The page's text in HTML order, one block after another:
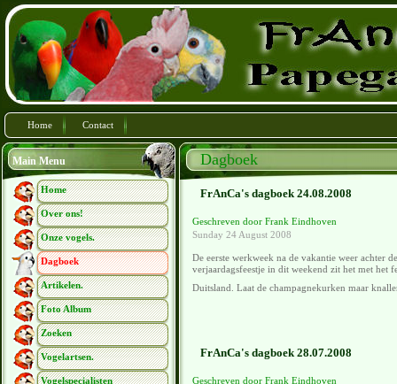
Home Contact
Main Menu
Home
Over ons!
Onze vogels.
Dagboek
Artikelen.
Foto Album
Zoeken
Vogelartsen.
Vogelspecialisten
Dagboek
FrAnCa's dagboek 24.08.2008
Geschreven door Frank Eindhoven
Sunday 24 August 2008
De eerste werkweek na de vakantie weer achter
verjaardagsfeestje in dit weekend zit het met het
Duitsland. Laat de champagnekurken maar
FrAnCa's dagboek 28.07.2008
Geschreven door Frank Eindhoven